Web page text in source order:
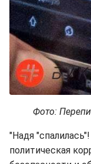
Фото:
"Надя
политическая